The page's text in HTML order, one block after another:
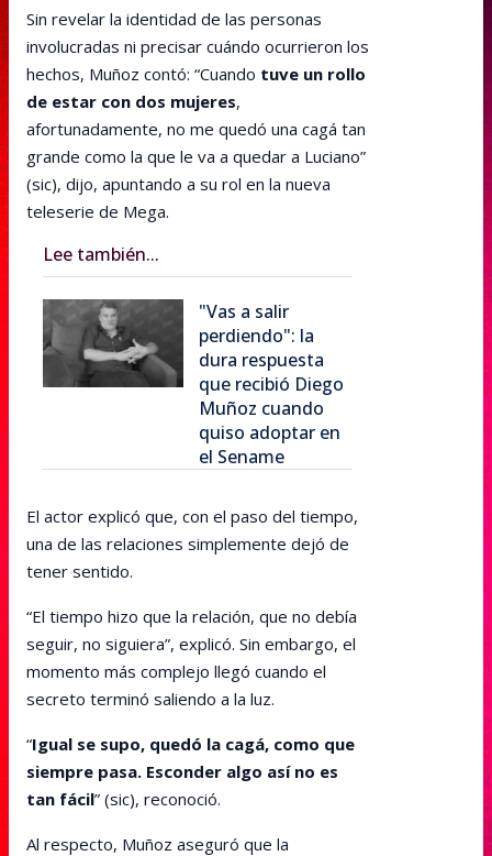
Sin revelar la identidad de las personas
involucradas ni precisar cuándo ocurrieron los
hechos, Muñoz contó: “Cuando tuve un rollo
de estar con dos mujeres,
afortunadamente, no me quedó una cagá tan
grande como la que le va a quedar a Luciano”
(sic), dijo, apuntando a su rol en la nueva
teleserie de Mega.
Lee también...
"Vas a salir
perdiendo": la
dura respuesta
que recibió Diego
Muñoz cuando
quiso adoptar en
el Sename
El actor explicó que, con el paso del tiempo,
una de las relaciones simplemente dejó de
tener sentido.
“El tiempo hizo que la relación, que no debía
seguir, no siguiera”, explicó. Sin embargo, el
momento más complejo llegó cuando el
secreto terminó saliendo a la luz.
“Igual se supo, quedó la cagá, como que
siempre pasa. Esconder algo así no es
tan fácil” (sic), reconoció.
Al respecto, Muñoz aseguró que la